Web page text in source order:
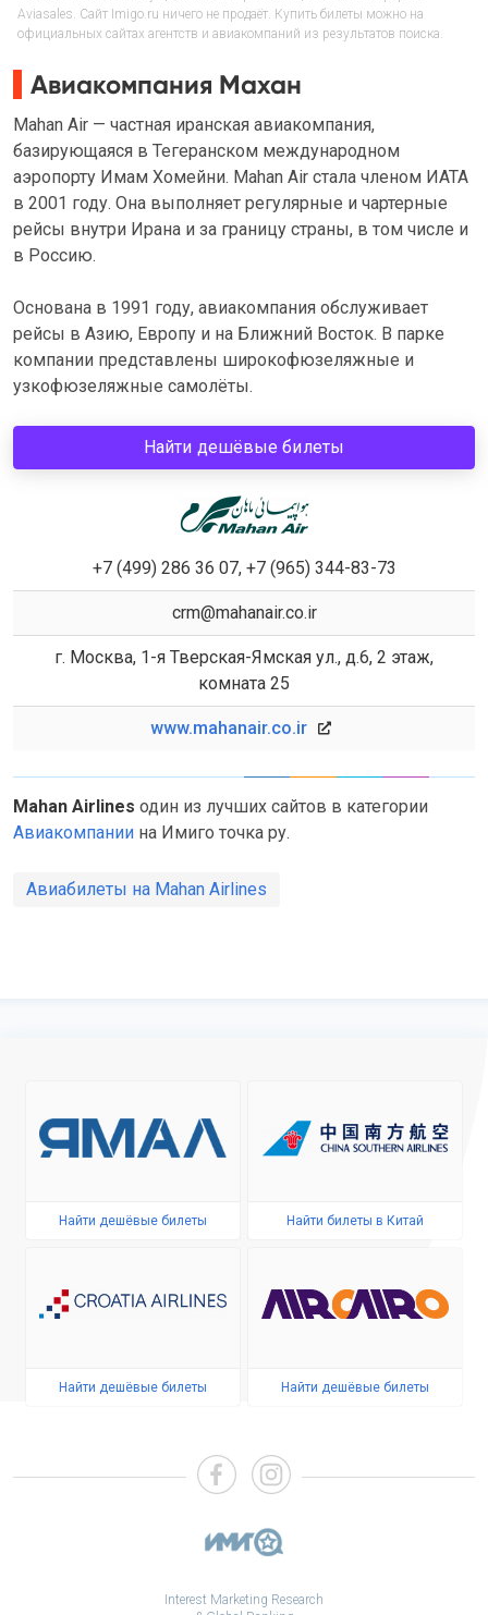
Aviasales. Сайт Imigo.ru ничего не продаёт. Купить билеты можно на
официальных сайтах агентств и авиакомпаний из результатов поиска.
Авиакомпания Махан
Mahan Air — частная иранская авиакомпания,
базирующаяся в Тегеранском международном
аэропорту Имам Хомейни. Mahan Air стала членом ИАТА
в 2001 году. Она выполняет регулярные и чартерные
рейсы внутри Ирана и за границу страны, в том числе и
в Россию.
Основана в 1991 году, авиакомпания обслуживает
рейсы в Азию, Европу и на Ближний Восток. В парке
компании представлены широкофюзеляжные и
узкофюзеляжные самолёты.
Найти дешёвые билеты
+7 (499) 286 36 07, +7 (965) 344-83-73
crm@mahanair.co.ir
г. Москва, 1-я Тверская-Ямская ул., д.6, 2 этаж,
комната 25
www.mahanair.co.ir
Mahan Airlines один из лучших сайтов в категории
Авиакомпании на Имиго точка ру.
Авиабилеты на Mahan Airlines
Найти дешёвые билеты Найти билеты в Китай
Найти дешёвые билеты Найти дешёвые билеты
Interest Marketing Research